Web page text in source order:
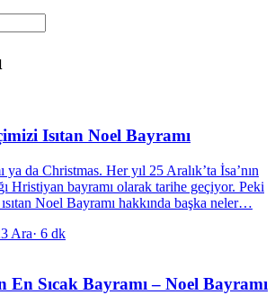
Isıtan Noel Bayramı
da Christmas. Her yıl 25 Aralık’ta İsa’nın
Hristiyan bayramı olarak tarihe geçiyor. Peki
Noel Bayramı hakkında başka neler…
Ara· 6 dk
En Sıcak Bayramı – Noel Bayramı